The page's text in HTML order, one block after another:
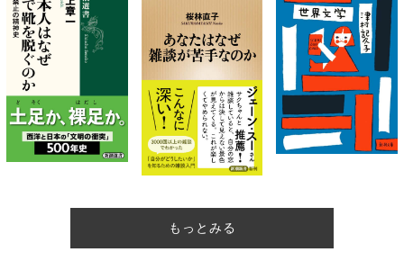
もっとみる